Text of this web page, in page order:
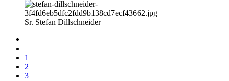
Sr. Stefan Dillschneider
1
2
3